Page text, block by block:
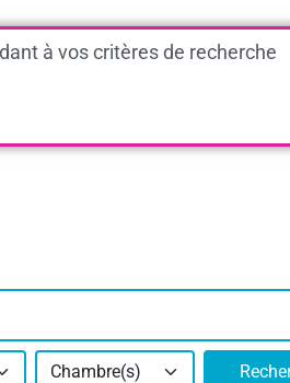
à vos critères de recherche
Chambre(s)